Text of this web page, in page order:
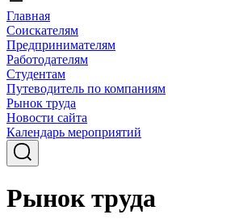
Главная
Соискателям
Предпринимателям
Работодателям
Студентам
Путеводитель по компаниям
Рынок труда
Новости сайта
Календарь мероприятий
Рынок труда